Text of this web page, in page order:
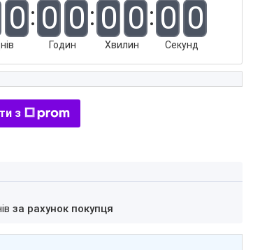
0 0 0
Годин
0 0
Хвилин
0 0
Секунд
з
за рахунок покупця